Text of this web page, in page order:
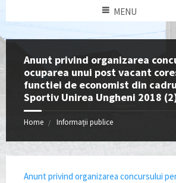
MENU
Anunt privind organizarea
ocuparea unui post vacant
functiei de economist din
Sportiv Unirea Ungheni 2018
Home Informații publice
Anunt privind organizarea concursului